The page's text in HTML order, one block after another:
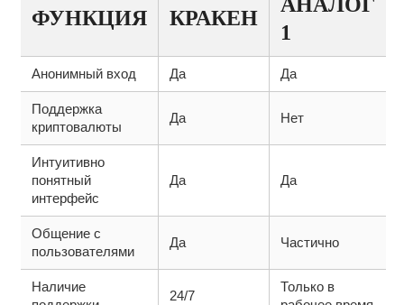
ФУНКЦИЯ КРАКЕН
АНАЛОГ
1
Анонимный вход Да Да
Поддержка
криптовалюты
Да Нет
Интуитивно
понятный
интерфейс
Да Да
Общение с
пользователями
Да Частично
Наличие
24/7
Только в